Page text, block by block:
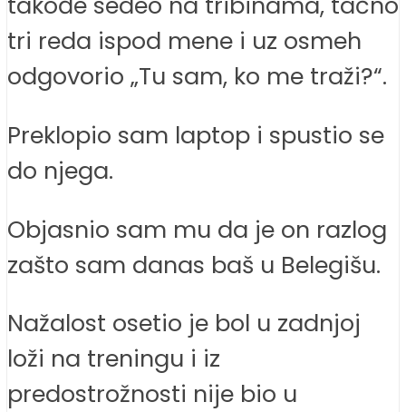
tri reda ispod mene i uz osmeh
odgovorio „Tu sam, ko me traži?“.
Preklopio sam laptop i spustio se
do njega.
Objasnio sam mu da je on razlog
zašto sam danas baš u Belegišu.
Nažalost osetio je bol u zadnjoj
loži na treningu i iz
predostrožnosti nije bio u